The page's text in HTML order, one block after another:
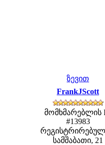
ზევით
FrankJScott
მომხმარებლის
#13983
სამშაბათი, 21